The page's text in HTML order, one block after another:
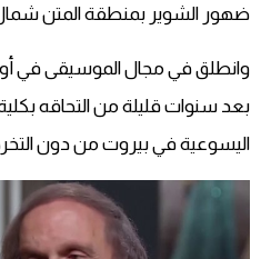
ضهور الشوير بمنطقة المتن شمال
وانطلق في مجال الموسيقى في
بعد سنوات قليلة من التحاقه
اليسوعية في بيروت من دون